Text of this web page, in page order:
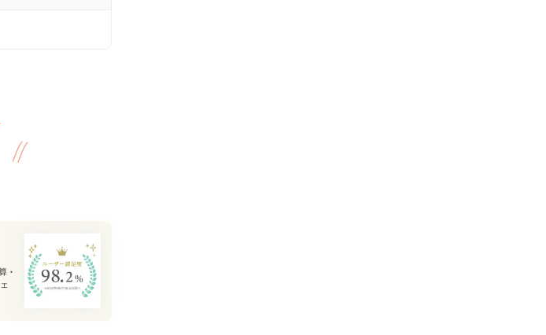
か出せない空気、
で、安心してお任
・